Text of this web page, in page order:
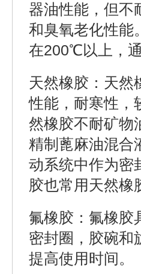
器油性能，但不
和臭氧老化性能
在200℃以上，
天然橡胶：天然
性能，耐寒性，
然橡胶不耐矿物
精制蓖麻油混合
动系统中作为密
胶也常用天然橡
氟橡胶：氟橡胶
密封圈，胶碗和
提高使用时间。